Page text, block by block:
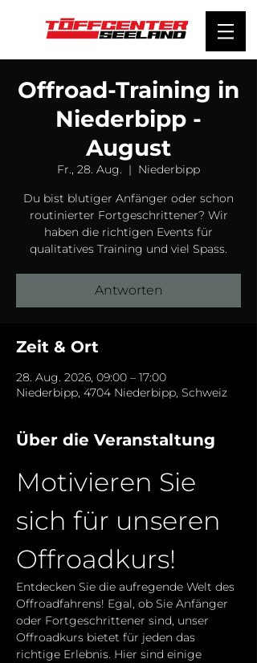
Offroad-Training in
Niederbipp -
August
Fr., 28. Aug.
  |
Niederbipp
Du bist blutiger Anfänger oder schon
routinierter Fortgeschrittener? Wir
haben die richtigen Events für
qualitatives Training und viel Spass.
Antworten
Zeit & Ort
28. Aug. 2026, 09:00 – 17:00
Niederbipp, 4704 Niederbipp, Schweiz
Über die Veranstaltung
Motivieren Sie
sich für unseren
Offroadkurs!
Entdecken Sie die aufregende Welt des
Offroadfahrens! Egal, ob Sie Anfänger
oder Fortgeschrittener sind, unser
Offroadkurs bietet für jeden das
richtige Erlebnis. Hier sind einige